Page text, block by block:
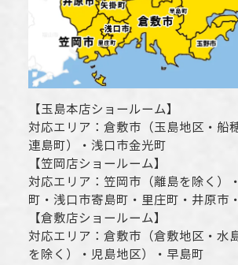
【玉島本店ショールーム】
対応エリア： 倉敷市 （玉島地区・船
連島町）・ 浅口市金光町
【笠岡店ショールーム】
対応エリア： 笠岡市（離島を除く） ・
町・ 浅口市寄島町・里庄町・ 井原市
【倉敷店ショールーム】
対応エリア： 倉敷市 （倉敷地区・水
を除く）・児島地区）・早島町